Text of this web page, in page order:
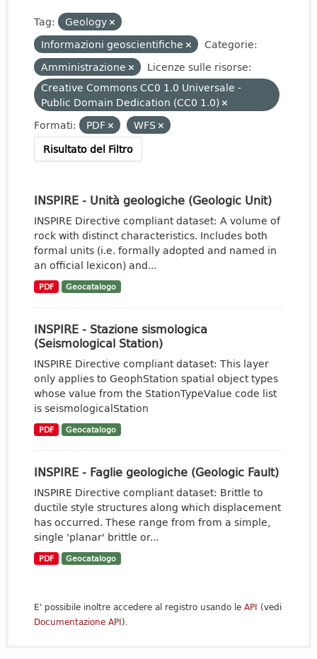
Tag:
Geology
Informazioni geoscientifiche
Categorie:
Amministrazione
Licenze sulle risorse:
Creative Commons CC0 1.0 Universale -
Public Domain Dedication (CC0 1.0)
Formati:
PDF
WFS
Risultato del Filtro
INSPIRE - Unità geologiche (Geologic Unit)
INSPIRE Directive compliant dataset: A volume of
rock with distinct characteristics. Includes both
formal units (i.e. formally adopted and named in
an official lexicon) and...
PDF Geocatalogo
INSPIRE - Stazione sismologica
(Seismological Station)
INSPIRE Directive compliant dataset: This layer
only applies to GeophStation spatial object types
whose value from the StationTypeValue code list
is seismologicalStation
PDF Geocatalogo
INSPIRE - Faglie geologiche (Geologic Fault)
INSPIRE Directive compliant dataset: Brittle to
ductile style structures along which displacement
has occurred. These range from from a simple,
single 'planar' brittle or...
PDF Geocatalogo
E' possibile inoltre accedere al registro usando le API (vedi
Documentazione API).